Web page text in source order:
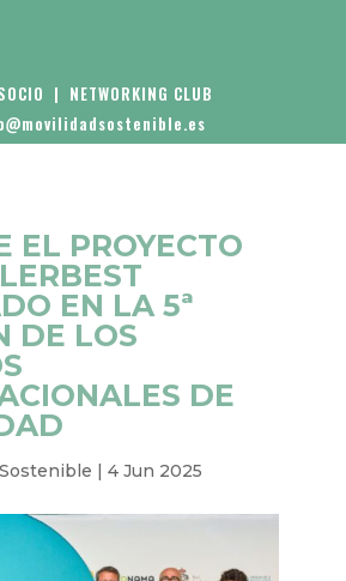
| NETWORKING CLUB
EL PROYECTO
EN LA 5ª
DE LOS
DE
| 4 Jun 2025